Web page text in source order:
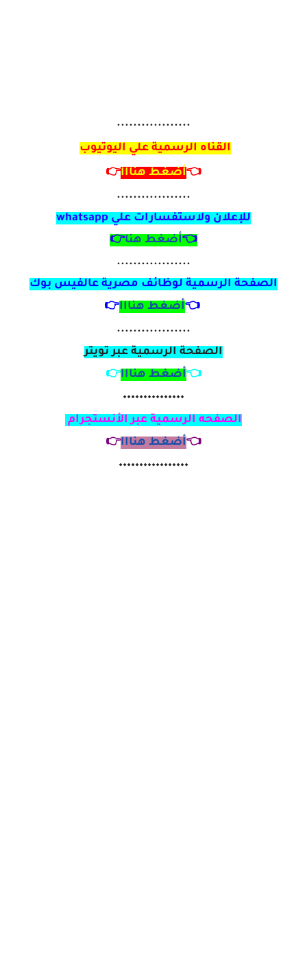
..................
القناه الرسمية علي اليوتيوب
👈أضغط هنااا👉
..................
للإعلان ولاستفسارات علي whatsapp
👈أضغط هنا👉
..................
الصفحة الرسمية لوظائف مصرية عالفيس بوك
👈أضغط هنااا👉
..................
الصفحة الرسمية عبر تويتر
👈أضغط هنااا👉
٠٠٠٠٠٠٠٠٠٠٠٠٠٠٠
الصفحه الرسمية عبر الأنستجرام
👈أضغط هنااا👉
٠٠٠٠٠٠٠٠٠٠٠٠٠٠٠٠٠